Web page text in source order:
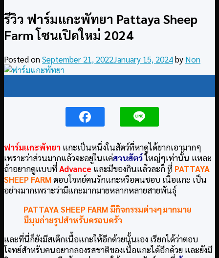
รีวิว ฟาร์มแกะพัทยา Pattaya Sheep
Farm โซนเปิดใหม่ 2024
Posted onSeptember 21, 2022January 15, 2024by Non
ฟาร์มแกะพัทยา แกะเป็นหนึ่งในสัตว์ที่หาดูได้ยากเอามากๆ
เพราะว่าส่วนมากแล้วจะอยู่ในแค่สวนสัตว์ใหญ่ๆเท่านั้น แหละ
ถ้าอยากดูแบบที่Advance และมีของกินแล้วละก็ ที่ PATTAYA
SHEEP FARMตอบโจทย์คนรักแกะหรือคนชอบ เนื้อแกะ เป็น
อย่างมากเพราะว่ามีแกะมากมายหลากหลายสายพันธุ์
PATTAYA SHEEP FARM มีกิจกรรมต่างๆมากมาย
มีมุมถ่ายรูปสำหรับครอบครัว
และที่นี่ก็ยังมีสเต๊กเนื้อแกะให้อีกด้วยนั้นเอง เรียกได้ว่าตอบ
โจทย์สำหรับคนอยากลองรสชาติของเนื้อแกะได้อีกด้วย และยังมี